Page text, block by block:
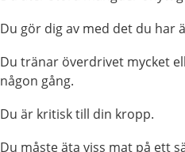
Du gör dig av med det du har
Du tränar överdrivet mycket
någon gång.
Du är kritisk till din kropp.
Du måste äta viss mat på ett